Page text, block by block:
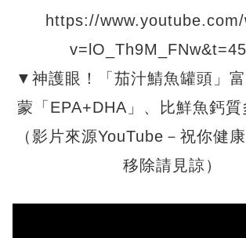
https://
▼神護眼！「茄汁鯖魚罐頭」
蒙「EPA+DHA」、比鮮魚鈣質
（影片來源YouTube－祝你健
移除請見諒）